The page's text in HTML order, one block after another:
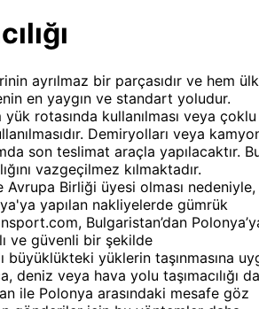
ayrılmaz bir parçasıdır ve hem
en yaygın ve standart yoludur.
yük rotasında kullanılması veya çoklu
Demiryolları veya
son teslimat araçla yapılacaktır.
vazgeçilmez kılmaktadır.
Birliği üyesi olması nedeniyle,
yapılan nakliyelerde gümrük
Bulgaristan’dan
ve güvenli bir şekilde
yüklerin taşınmasına
veya hava yolu taşımacılığı da
ile Polonya arasındaki mesafe göz